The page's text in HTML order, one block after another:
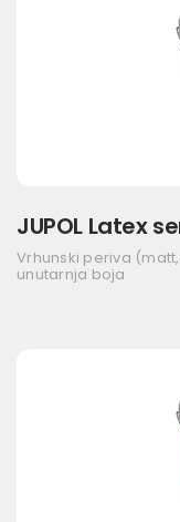
JUPOL Latex
Vrhunski periva
unutarnja boja